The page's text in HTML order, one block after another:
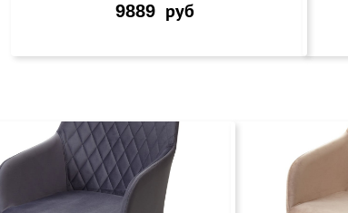
9889 руб